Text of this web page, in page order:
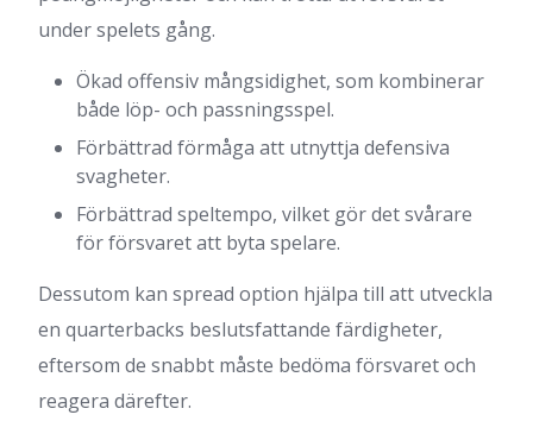
under spelets gång.
Ökad offensiv mångsidighet, som kombinerar
både löp- och passningsspel.
Förbättrad förmåga att utnyttja defensiva
svagheter.
Förbättrad speltempo, vilket gör det svårare
för försvaret att byta spelare.
Dessutom kan spread option hjälpa till att utveckla
en quarterbacks beslutsfattande färdigheter,
eftersom de snabbt måste bedöma försvaret och
reagera därefter.